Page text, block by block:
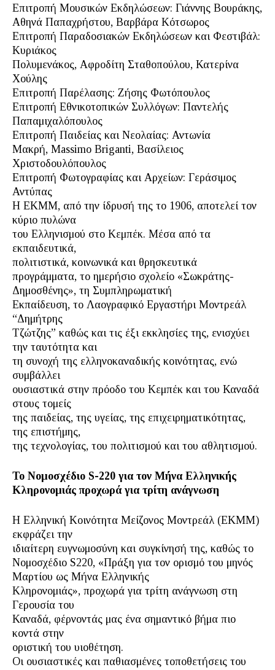
Επιτροπή Μουσικών Εκδηλώσεων: Γιάννης Βουράκης,
Αθηνά Παπαχρήστου, Βαρβάρα Κότσωρος
Επιτροπή Παραδοσιακών Εκδηλώσεων και Φεστιβάλ:
Κυριάκος
Πολυμενάκος, Αφροδίτη Σταθοπούλου, Κατερίνα
Χούλης
Επιτροπή Παρέλασης: Ζήσης Φωτόπουλος
Επιτροπή Εθνικοτοπικών Συλλόγων: Παντελής
Παπαμιχαλόπουλος
Επιτροπή Παιδείας και Νεολαίας: Αντωνία
Μακρή, Massimo Briganti, Βασίλειος
Χριστοδουλόπουλος
Επιτροπή Φωτογραφίας και Αρχείων: Γεράσιμος
Αντύπας
Η ΕΚΜΜ, από την ίδρυσή της το 1906, αποτελεί τον
κύριο πυλώνα
του Ελληνισμού στο Κεμπέκ. Μέσα από τα
εκπαιδευτικά,
πολιτιστικά, κοινωνικά και θρησκευτικά
προγράμματα, το ημερήσιο σχολείο «Σωκράτης-
Δημοσθένης», τη Συμπληρωματική
Εκπαίδευση, το Λαογραφικό Εργαστήρι Μοντρεάλ
“Δημήτρης
Τζώτζης” καθώς και τις έξι εκκλησίες της, ενισχύει
την ταυτότητα και
τη συνοχή της ελληνοκαναδικής κοινότητας, ενώ
συμβάλλει
ουσιαστικά στην πρόοδο του Κεμπέκ και του Καναδά
στους τομείς
της παιδείας, της υγείας, της επιχειρηματικότητας,
της επιστήμης,
της τεχνολογίας, του πολιτισμού και του αθλητισμού.
Το Νομοσχέδιο S-220 για τον Μήνα Ελληνικής
Κληρονομιάς προχωρά για τρίτη ανάγνωση
Η Ελληνική Κοινότητα Μείζονος Μοντρεάλ (ΕΚΜΜ)
εκφράζει την
ιδιαίτερη ευγνωμοσύνη και συγκίνησή της, καθώς το
Νομοσχέδιο S220, «Πράξη για τον ορισμό του μηνός
Μαρτίου ως Μήνα Ελληνικής
Κληρονομιάς», προχωρά για τρίτη ανάγνωση στη
Γερουσία του
Καναδά, φέρνοντάς μας ένα σημαντικό βήμα πιο
κοντά στην
οριστική του υιοθέτηση.
Οι ουσιαστικές και παθιασμένες τοποθετήσεις του